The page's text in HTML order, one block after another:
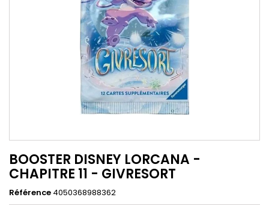
BOOSTER DISNEY LORCANA -
CHAPITRE 11 - GIVRESORT
Référence 4050368988362